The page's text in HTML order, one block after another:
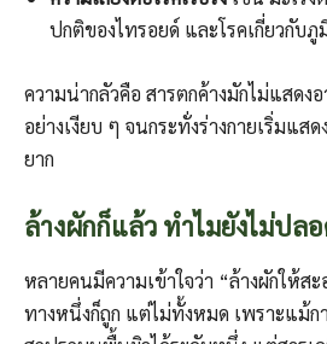
ปกติของไทรอยด์ และโรคเกี่ยวกับ
ความน่ากลัวคือ สารตกค้างมักไม่แสดง
อย่างเงียบ ๆ จนกระทั่งร่างกายเริ่มแส
ยาก
ล้างผักก็แล้ว ทำไมยังไม่ปล
หลายคนมีความเข้าใจว่า “ล้างผักให้ส
ทางหนึ่งก็ถูก แต่ไม่ทั้งหมด เพราะแม้ก